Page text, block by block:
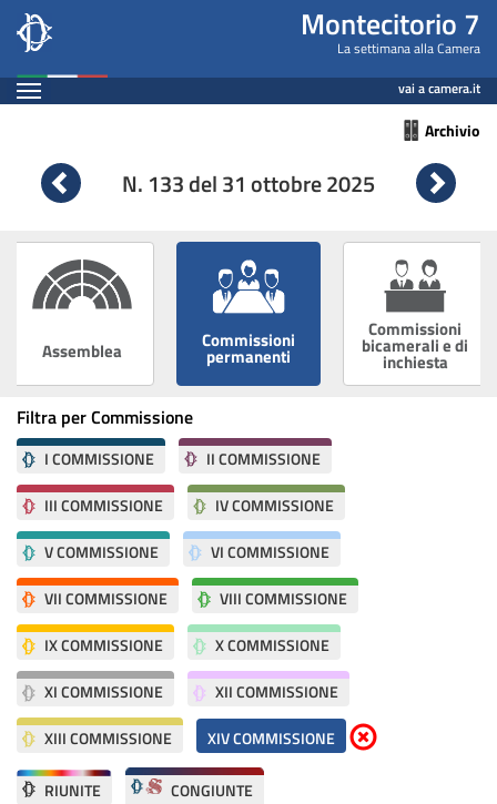
Salta
contenuto
principale
Montecitorio7
Leg
19
133
Montecitorio 7
La settimana alla Camera
Espandi vai a camera.it
Contenuto Archivio
N. 133 del 31 ottobre 2025
Vai
alla
precedente
Vai
alla
Assemblea Commissioni
permanenti
Commissioni
bicamerali e di
inchiesta
Filtra per Commissione
I COMMISSIONE
II COMMISSIONE
III COMMISSIONE
IV COMMISSIONE
V COMMISSIONE
VI COMMISSIONE
VII COMMISSIONE
VIII COMMISSIONE
IX COMMISSIONE
X COMMISSIONE
XI COMMISSIONE
XII COMMISSIONE
XIII COMMISSIONE
XIV COMMISSIONE Elimina parametri di
RIUNITE CONGIUNTE